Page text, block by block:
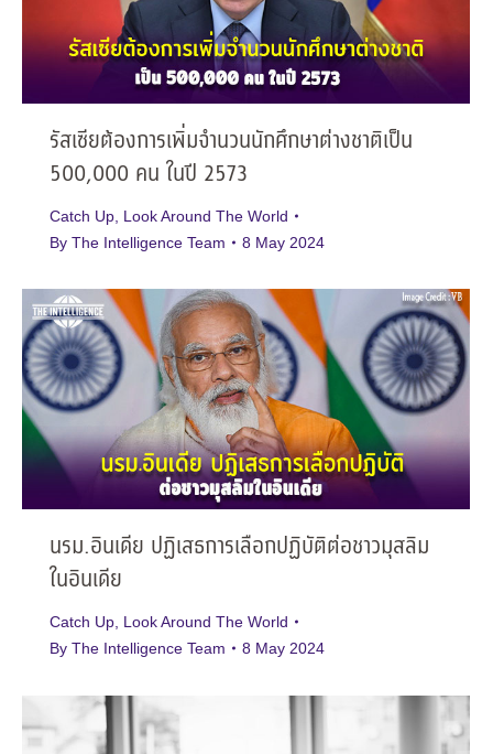
รัสเซียต้องการเพิ่มจำนวนนักศึกษาต่างชาติเป็น
500,000 คน ในปี 2573
Catch Up, Look Around The World
By The Intelligence Team 8 May 2024
นรม.อินเดีย ปฏิเสธการเลือกปฏิบัติต่อชาวมุสลิม
ในอินเดีย
Catch Up, Look Around The World
By The Intelligence Team 8 May 2024